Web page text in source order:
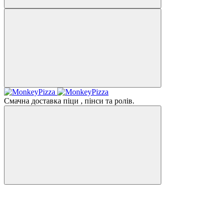
Смачна доставка піци , пінси та ролів.